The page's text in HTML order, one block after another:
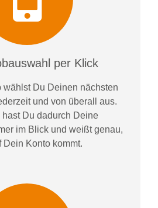
per Klick
wählst Du Deinen nächsten
und von überall aus.
hast Du dadurch Deine
im Blick und weißtgenau,
Dein Konto kommt.